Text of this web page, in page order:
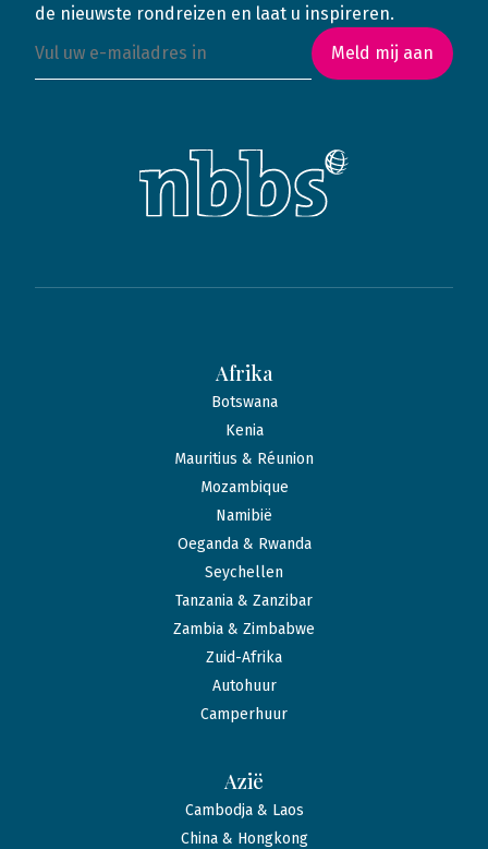
de nieuwste rondreizen en laat u inspireren.
Meld mij aan
Afrika
Botswana
Kenia
Mauritius & Réunion
Mozambique
Namibië
Oeganda & Rwanda
Seychellen
Tanzania & Zanzibar
Zambia & Zimbabwe
Zuid-Afrika
Autohuur
Camperhuur
Azië
Cambodja & Laos
China & Hongkong